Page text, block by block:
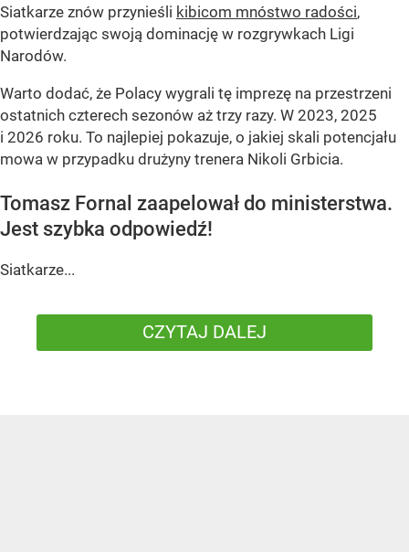
Siatkarze znów przynieśli kibicom mnóstwo radości,
potwierdzając swoją dominację w rozgrywkach Ligi
Narodów.
Warto dodać, że Polacy wygrali tę imprezę na przestrzeni
ostatnich czterech sezonów aż trzy razy. W 2023, 2025
i 2026 roku. To najlepiej pokazuje, o jakiej skali potencjału
mowa w przypadku drużyny trenera Nikoli Grbicia.
Tomasz Fornal zaapelował do ministerstwa.
Jest szybka odpowiedź!
Siatkarze...
CZYTAJ DALEJ